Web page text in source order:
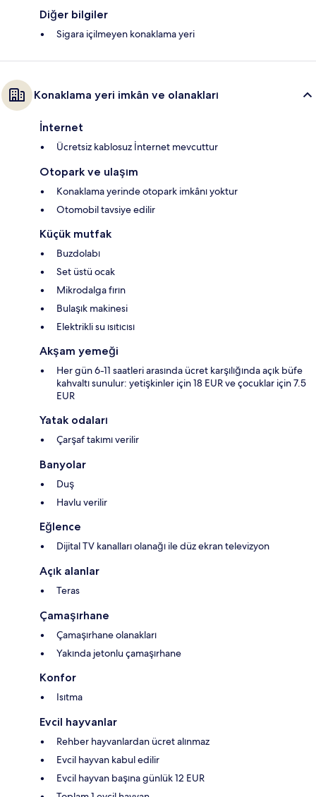
Diğer bilgiler
Sigara içilmeyen konaklama yeri
Konaklama yeri imkân ve olanakları
İnternet
Ücretsiz kablosuz İnternet mevcuttur
Otopark ve ulaşım
Konaklama yerinde otopark imkânı yoktur
Otomobil tavsiye edilir
Küçük mutfak
Buzdolabı
Set üstü ocak
Mikrodalga fırın
Bulaşık makinesi
Elektrikli su ısıtıcısı
Akşam yemeği
Her gün 6-11 saatleri arasında ücret karşılığında açık büfe
kahvaltı sunulur: yetişkinler için 18 EUR ve çocuklar için 7.5
EUR
Yatak odaları
Çarşaf takımı verilir
Banyolar
Duş
Havlu verilir
Eğlence
Dijital TV kanalları olanağı ile düz ekran televizyon
Açık alanlar
Teras
Çamaşırhane
Çamaşırhane olanakları
Yakında jetonlu çamaşırhane
Konfor
Isıtma
Evcil hayvanlar
Rehber hayvanlardan ücret alınmaz
Evcil hayvan kabul edilir
Evcil hayvan başına günlük 12 EUR